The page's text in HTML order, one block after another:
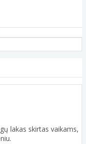
lakas skirtas vaikams,